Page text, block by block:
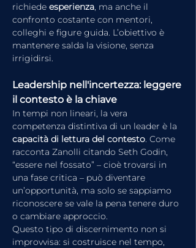
richiede esperienza , ma anche il
confronto costante con mentori,
colleghi e figure guida. L’obiettivo è
mantenere salda la visione, senza
irrigidirsi.
Leadership nell'incertezza: leggere
il contesto è la chiave
In tempi non lineari, la vera
competenza distintiva di un leader è la
capacità di lettura del contesto . Come
racconta Zanolli citando Seth Godin,
“essere nel fossato” – cioè trovarsi in
una fase critica – può diventare
un’opportunità, ma solo se sappiamo
riconoscere se vale la pena tenere duro
o cambiare approccio.
Questo tipo di discernimento non si
improvvisa: si costruisce nel tempo,